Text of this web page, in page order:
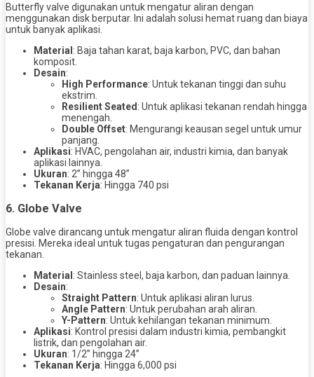
Butterfly valve digunakan untuk mengatur aliran dengan
menggunakan disk berputar. Ini adalah solusi hemat ruang dan biaya
untuk banyak aplikasi.
Material : Baja tahan karat, baja karbon, PVC, dan bahan
komposit.
Desain:
High Performance: Untuk tekanan tinggi dan suhu
ekstrim.
Resilient Seated : Untuk aplikasi tekanan rendah hingga
menengah.
Double Offset: Mengurangi keausan segel untuk umur
panjang.
Aplikasi: HVAC, pengolahan air, industri kimia, dan banyak
aplikasi lainnya.
Ukuran: 2” hingga 48”
Tekanan Kerja: Hingga 740 psi
6. Globe Valve
Globe valve dirancang untuk mengatur aliran fluida dengan kontrol
presisi. Mereka ideal untuk tugas pengaturan dan pengurangan
tekanan.
Material : Stainless steel, baja karbon, dan paduan lainnya.
Desain:
Straight Pattern: Untuk aplikasi aliran lurus.
Angle Pattern: Untuk perubahan arah aliran.
Y-Pattern: Untuk kehilangan tekanan minimum.
Aplikasi: Kontrol presisi dalam industri kimia, pembangkit
listrik, dan pengolahan air.
Ukuran: 1/2” hingga 24”
Tekanan Kerja: Hingga 6,000 psi